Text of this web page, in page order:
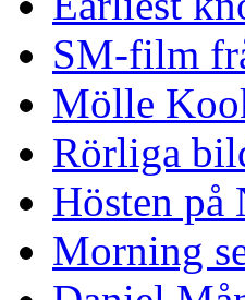
SM-film
Mölle
Rörliga
Hösten på
Morning